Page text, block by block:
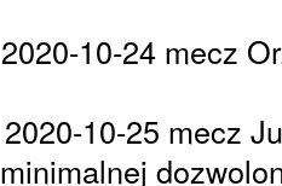
2020-10-24 mecz
2020-10-25 mecz
minimalnej